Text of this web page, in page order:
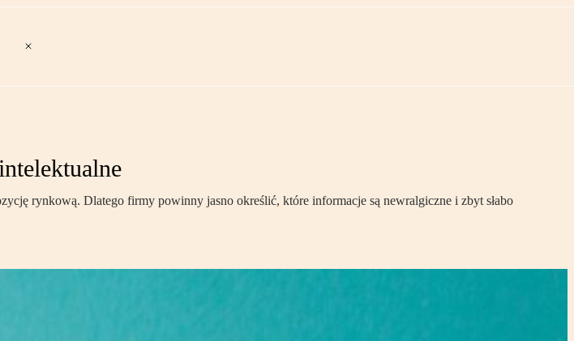
rynkową. Dlatego firmy powinny jasno określić, które informacje są newralgiczne i zbyt słabo